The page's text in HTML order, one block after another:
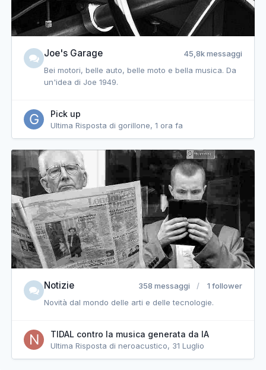
Joe's Garage
45,8k messaggi
Bei motori, belle auto, belle moto e bella musica. Da
un'idea di Joe 1949.
Pick up
Ultima Risposta di gorillone, 1 ora fa
Notizie 358 messaggi
1 follower
Novità dal mondo delle arti e delle tecnologie.
TIDAL contro la musica generata da IA
Ultima Risposta di neroacustico, 31 Luglio